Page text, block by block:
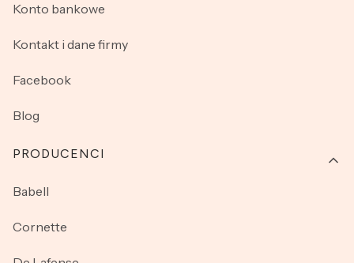
Konto bankowe
Kontakt i dane firmy
Facebook
Blog
PRODUCENCI
Babell
Cornette